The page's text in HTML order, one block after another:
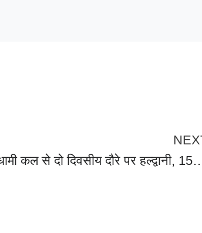
मुख्यमंत्री धामी कल से दो दिवसीय दौरे पर हल्द्वानी, 150 करोड़ की